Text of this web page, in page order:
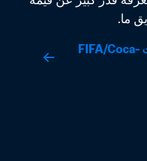
ما.
إجراءات التصنيف العالمي للسيدات FIFA/Coca-